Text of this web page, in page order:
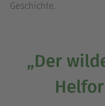
Geschichte.
„Der